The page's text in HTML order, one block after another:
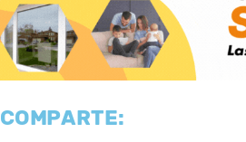
COMPARTE: